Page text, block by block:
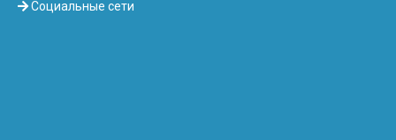
Социальные сети